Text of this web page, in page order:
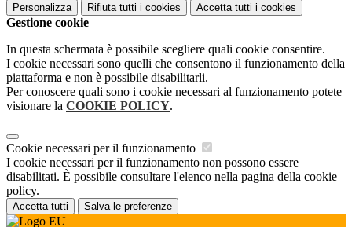
Personalizza Rifiuta tutti i cookies Accetta tutti i cookies
Gestione cookie
In questa schermata è possibile scegliere quali cookie consentire.
I cookie necessari sono quelli che consentono il funzionamento della
piattaforma e non è possibile disabilitarli.
Per conoscere quali sono i cookie necessari al funzionamento potete
visionare la COOKIE POLICY.
Cookie necessari per il funzionamento
I cookie necessari per il funzionamento non possono essere
disabilitati. È possibile consultare l'elenco nella pagina della cookie
policy.
Accetta tutti Salva le preferenze